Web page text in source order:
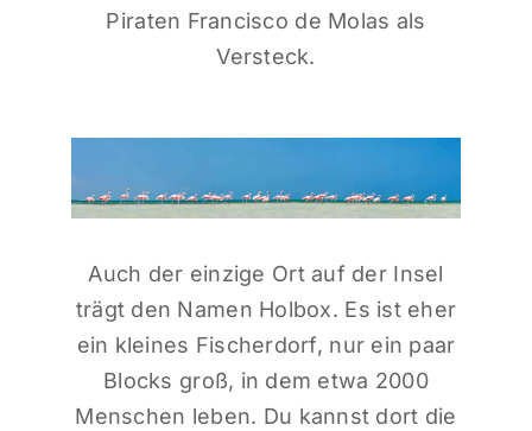
Piraten Francisco de Molas als
Versteck.
Auch der einzige Ort auf der Insel
trägt den Namen Holbox. Es ist eher
ein kleines Fischerdorf, nur ein paar
Blocks groß, in dem etwa 2000
Menschen leben. Du kannst dort die